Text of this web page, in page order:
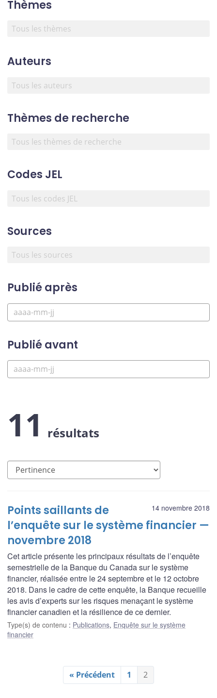
Thèmes
Auteurs
Thèmes de recherche
Codes JEL
Sources
Publié après
Publié avant
11 résultats
14 novembre 2018
Points saillants de
l’enquête sur le système financier —
novembre 2018
Cet article présente les principaux résultats de l’enquête
semestrielle de la Banque du Canada sur le système
financier, réalisée entre le 24 septembre et le 12 octobre
2018. Dans le cadre de cette enquête, la Banque recueille
les avis d’experts sur les risques menaçant le système
financier canadien et la résilience de ce dernier.
Type(s) de contenu : Publications, Enquête sur le système
financier
« Précédent 1 2